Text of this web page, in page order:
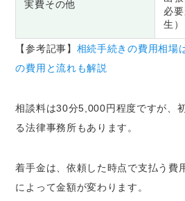
実費その他
必
生）
【参考記事】 相続手続きの費用相場
の費用と流れも解説
相談料は30分5,000円程度ですが、
る法律事務所もあります。
着手金は、依頼した時点で支払う費
によって金額が変わります。